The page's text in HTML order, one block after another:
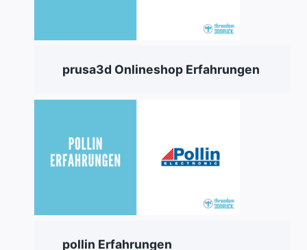
prusa3d Onlineshop Erfahrungen
pollin Erfahrungen